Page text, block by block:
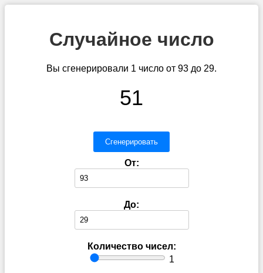
Случайное число
Вы сгенерировали 1 число от 93 до 29.
51
Сгенерировать
От:
До:
Количество чисел:
1